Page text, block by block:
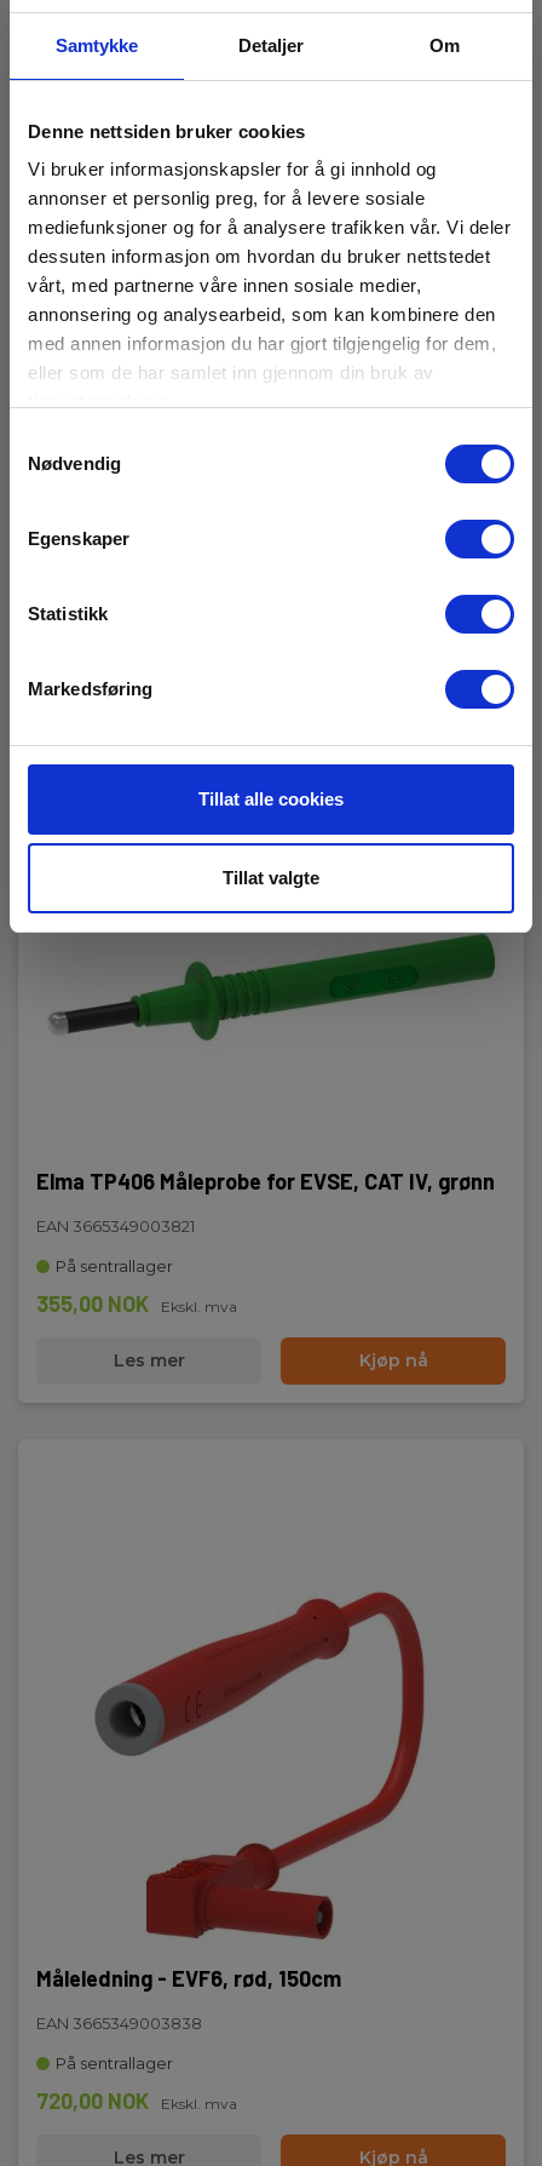
Samtykke Detaljer Om
Denne nettsiden bruker cookies
Vi bruker informasjonskapsler for å gi innhold og
annonser et personlig preg, for å levere sosiale
mediefunksjoner og for å analysere trafikken vår. Vi deler
dessuten informasjon om hvordan du bruker nettstedet
vårt, med partnerne våre innen sosiale medier,
annonsering og analysearbeid, som kan kombinere den
med annen informasjon du har gjort tilgjengelig for dem,
eller som de har samlet inn gjennom din bruk av
Nødvendig
Egenskaper
Statistikk
Markedsføring
Tillat alle cookies
Tillat valgte
Batteri Metrel A1568, 10400 mAh
EAN 3831063428367
På sentrallager
Elma TP406 Måleprobe for EVSE, CAT IV, grønn
EAN 3665349003821
På sentrallager
355,00 NOK Ekskl. mva
Les mer Kjøp nå
Måleledning - EVF6, rød, 150cm
EAN 3665349003838
På sentrallager
720,00 NOK Ekskl. mva
Les mer Kjøp nå